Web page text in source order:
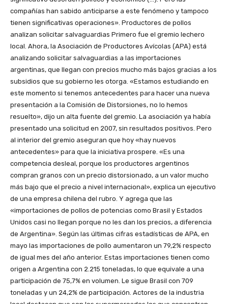
compañías han sabido anticiparse a este fenómeno y tampoco
tienen significativas operaciones». Productores de pollos
analizan solicitar salvaguardias Primero fue el gremio lechero
local. Ahora, la Asociación de Productores Avícolas (APA) está
analizando solicitar salvaguardias a las importaciones
argentinas, que llegan con precios mucho más bajos gracias a los
subsidios que su gobierno les otorga. «Estamos estudiando en
este momento si tenemos antecedentes para hacer una nueva
presentación a la Comisión de Distorsiones, no lo hemos
resuelto», dijo un alta fuente del gremio. La asociación ya había
presentado una solicitud en 2007, sin resultados positivos. Pero
al interior del gremio aseguran que hoy «hay nuevos
antecedentes» para que la iniciativa prospere. «Es una
competencia desleal, porque los productores argentinos
compran granos con un precio distorsionado, a un valor mucho
más bajo que el precio a nivel internacional», explica un ejecutivo
de una empresa chilena del rubro. Y agrega que las
«importaciones de pollos de potencias como Brasil y Estados
Unidos casi no llegan porque no les dan los precios, a diferencia
de Argentina». Según las últimas cifras estadísticas de APA, en
mayo las importaciones de pollo aumentaron un 79,2% respecto
de igual mes del año anterior. Estas importaciones tienen como
origen a Argentina con 2.215 toneladas, lo que equivale a una
participación de 75,7% en volumen. Le sigue Brasil con 709
toneladas y un 24,2% de participación. Actores de la industria